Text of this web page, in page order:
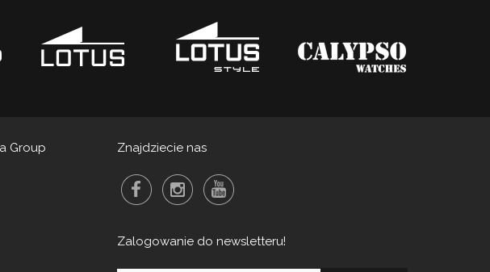
Group Znajdziecie nas
Zalogowanie do newsletteru!